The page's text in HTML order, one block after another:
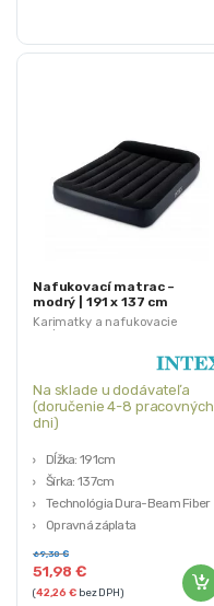
Karimatky a nafukovacie
matrace
Nafukovací matrac –
modrý | 191 x 137 cm
Na sklade u dodávateľa
(doručenie 4-8 pracovných
dni)
Dĺžka: 191cm
Šírka: 137cm
Technológia Dura-Beam Fiber
Opravná záplata
51,98€
69,30€
(42,26€bez DPH)